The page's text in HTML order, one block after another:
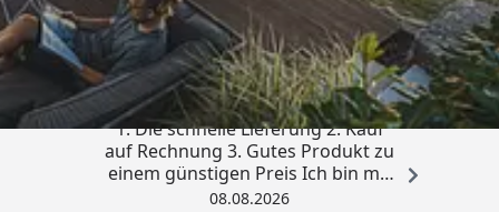
4,81/ 5
„Besonders gut gefallen hat mir :
1. Die schnelle Lieferung 2. Kauf
auf Rechnung 3. Gutes Produkt zu
einem günstigen Preis Ich bin mit
der Kaufabwicklung sehr
08.08.2026